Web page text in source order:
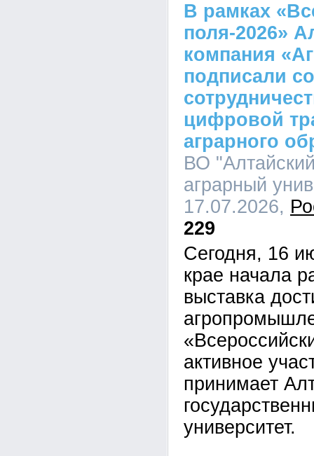
В рамках
поля-2026»
компания
подписали
цифровой
аграрного
ВО
аграрный
17.07.2026,
229
Сегодня, 16
крае начала
выставка
активное
принимает
университет.